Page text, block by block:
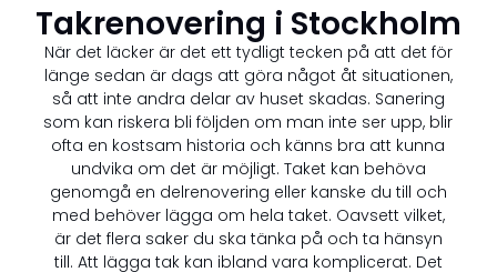
Takrenovering i Stockholm
När det läcker är det ett tydligt tecken på att det för
länge sedan är dags att göra något åt situationen,
så att inte andra delar av huset skadas. Sanering
som kan riskera bli följden om man inte ser upp, blir
ofta en kostsam historia och känns bra att kunna
undvika om det är möjligt. Taket kan behöva
genomgå en delrenovering eller kanske du till och
med behöver lägga om hela taket. Oavsett vilket,
är det flera saker du ska tänka på och ta hänsyn
till. Att lägga tak kan ibland vara komplicerat. Det